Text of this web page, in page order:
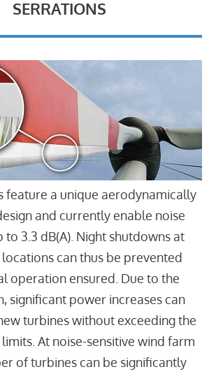
SERRATIONS
feature a unique aerodynamically
and currently enable noise
3.3 dB(A). Night shutdowns at
can thus be prevented
operation ensured. Due to the
significant power increases can
turbines without exceeding the
At noise-sensitive wind farm
of turbines can be significantly